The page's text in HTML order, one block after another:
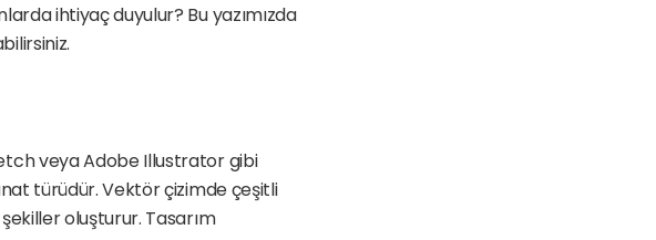
ihtiyaç duyulur? Bu yazımızda
Vektör çizimi olarak da adlandırılan vektörel çizim sanatı Sketch veya Adobe Illustrator gibi
türüdür. Vektör çizimde çeşitli
oluşturur. Tasarım